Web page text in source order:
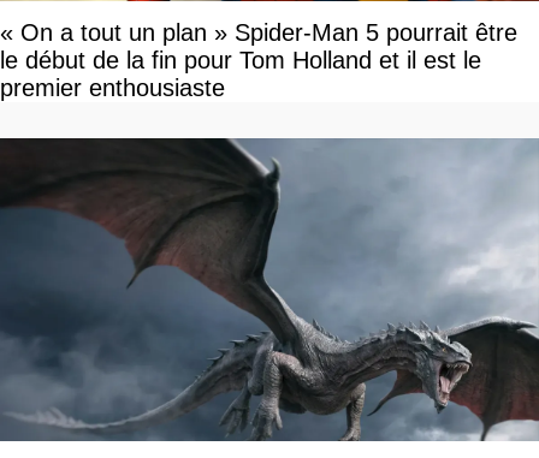
« On a tout un plan » Spider-Man 5 pourrait être
le début de la fin pour Tom Holland et il est le
premier enthousiaste